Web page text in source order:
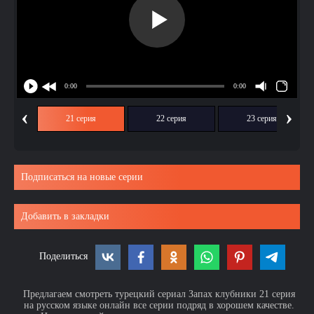
‹ 21 серия 22 серия 23 серия ›
Подписаться на новые серии
Добавить в закладки
Поделиться
Предлагаем смотреть турецкий сериал Запах клубники 21 серия
на русском языке онлайн все серии подряд в хорошем качестве.